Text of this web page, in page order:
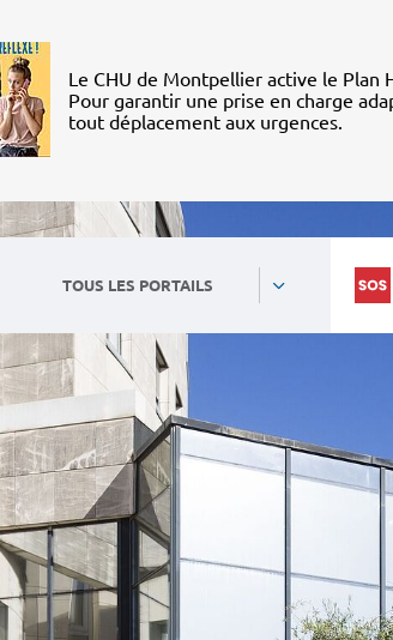
Le CHU de Montpellier active le Plan
Pour garantir une prise en charge
tout déplacement aux urgences.
TOUS LES PORTAILS